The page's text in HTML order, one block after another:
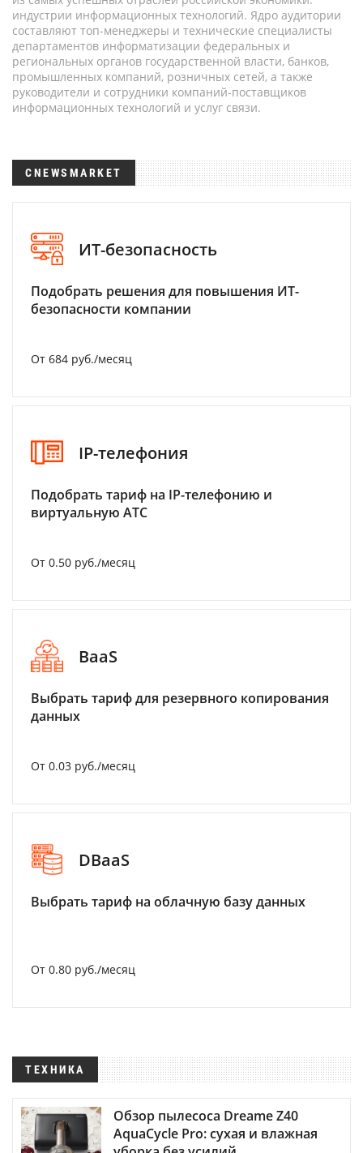
индустрии информационных технологий. Ядро аудитории
составляют топ-менеджеры и технические специалисты
департаментов информатизации федеральных и
региональных органов государственной власти, банков,
промышленных компаний, розничных сетей, а также
руководители и сотрудники компаний-поставщиков
информационных технологий и услуг связи.
CNEWSMARKET
ИТ-безопасность
Подобрать решения для повышения ИТ-
безопасности компании
От 684 руб./месяц
IP-телефония
Подобрать тариф на IP-телефонию и
виртуальную АТС
От 0.50 руб./месяц
BaaS
Выбрать тариф для резервного копирования
данных
От 0.03 руб./месяц
DBaaS
Выбрать тариф на облачную базу данных
От 0.80 руб./месяц
ТЕХНИКА
Обзор пылесоса Dreame Z40
AquaCycle Pro: сухая и влажная